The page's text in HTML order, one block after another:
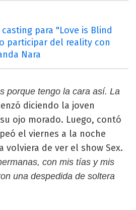
para "Love is Blind
participar del reality con
Nara
porque tengo la cara así. La
diciendo la joven
ojo morado. Luego, contó
el viernes a la noche
volviera de ver el show Sex.
con mis tías y mis
una despedida de soltera